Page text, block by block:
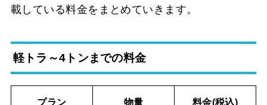
載している料金をまとめていきます。
軽トラ～4トンまでの料金
プラン 物量 料金(税込)